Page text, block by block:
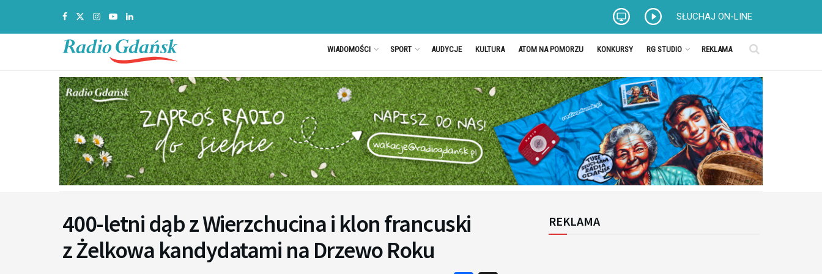
SŁUCHAJ ON-LINE
WIADOMOŚCI SPORT AUDYCJE KULTURA ATOM NA POMORZU KONKURSY RG STUDIO REKLAMA
400-letni dąb z Wierzchucina i klon francuski
z Żelkowa kandydatami na Drzewo Roku
REKLAMA